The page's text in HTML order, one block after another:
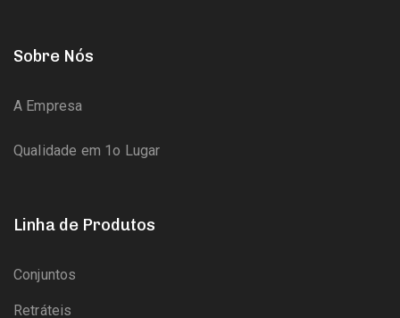
Sobre Nós
A Empresa
Qualidade em 1o Lugar
Linha de Produtos
Conjuntos
Retráteis